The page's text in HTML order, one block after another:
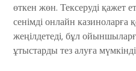
өткен жөн. Тексеруді қажет
сенімді онлайн казиноларға
жеңілдетеді, бұл
ұтыстарды тез алуға